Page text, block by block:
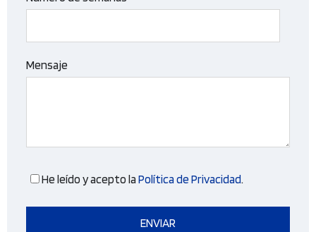
Mensaje
He leído y acepto la Política de Privacidad.